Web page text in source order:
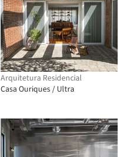
Arquitetura Residencial
Casa Ouriques / Ultra